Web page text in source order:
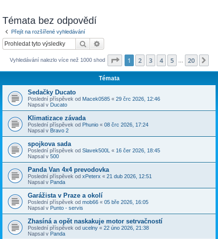
Témata bez odpovědí
Přejít na rozšířené vyhledávání
Hledat
Vyhledávání nalezlo více než 1000 shod Stránka z 20
1 2 3 4 5 20
Témata
Sedačky Ducato
Poslední příspěvek od Macek0585 « 29 črc 2026, 12:46
Napsal v Ducato
Klimatizace závada
Poslední příspěvek od Phunio « 08 črc 2026, 17:24
Napsal v Bravo 2
spojkova sada
Poslední příspěvek od Slavek500L « 16 čer 2026, 18:45
Napsal v 500
Panda Van 4x4 prevodovka
Poslední příspěvek od xPeterx « 21 dub 2026, 12:51
Napsal v Panda
Garážista v Praze a okolí
Poslední příspěvek od mob66 « 05 bře 2026, 16:05
Napsal v Punto - servis
Zhasíná a opět naskakuje motor setrvačností
Poslední příspěvek od ucelny « 22 úno 2026, 21:38
Napsal v Panda